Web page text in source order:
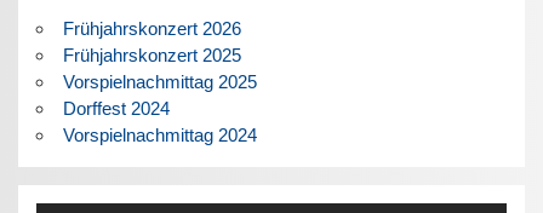
Frühjahrskonzert 2026
Frühjahrskonzert 2025
Vorspielnachmittag 2025
Dorffest 2024
Vorspielnachmittag 2024